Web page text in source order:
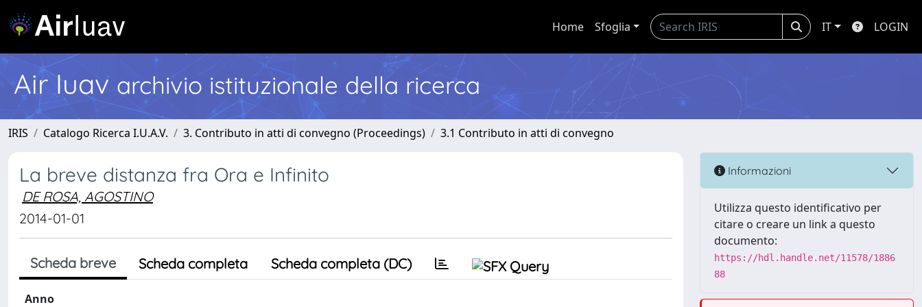
Home Sfoglia IT LOGIN
Air Iuav archivio istituzionale della ricerca
IRIS Catalogo Ricerca I.U.A.V. 3. Contributo in atti di convegno (Proceedings) 3.1 Contributo in atti di convegno
La breve distanza fra Ora e Infinito
DE ROSA, AGOSTINO
2014-01-01
Scheda breve Scheda completa Scheda completa (DC)
Anno
Informazioni
Utilizza questo identificativo per
citare o creare un link a questo
documento:
https://hdl.handle.net/11578/1886
88